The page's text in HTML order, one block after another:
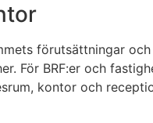
förutsättningar
För BRF:er och
kontor och